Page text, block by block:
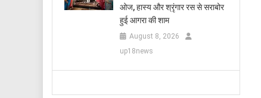
ओज, हास्य और श्रृंगार रस से सराबोर
हुई आगरा की शाम
August 8, 2026
up18news